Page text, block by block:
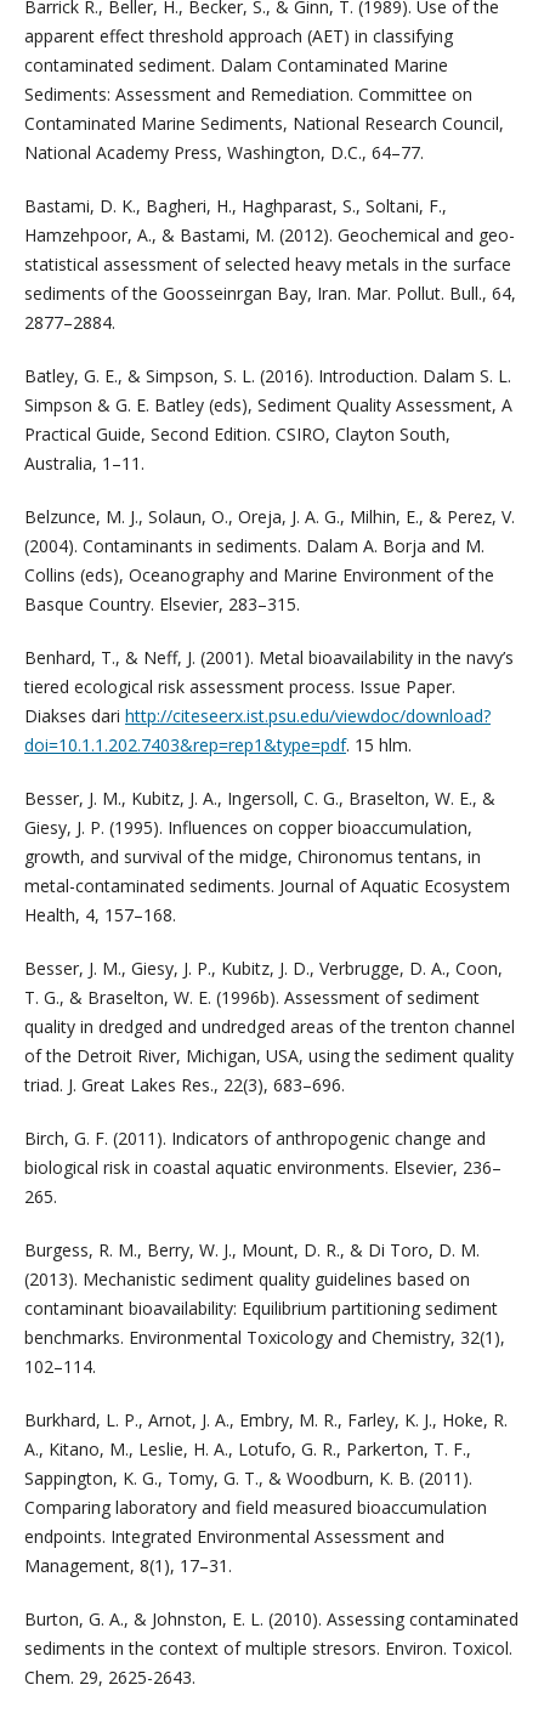
Barrick R., Beller, H., Becker, S., & Ginn, T. (1989). Use of the
apparent effect threshold approach (AET) in classifying
contaminated sediment. Dalam Contaminated Marine
Sediments: Assessment and Remediation. Committee on
Contaminated Marine Sediments, National Research Council,
National Academy Press, Washington, D.C., 64–77.
Bastami, D. K., Bagheri, H., Haghparast, S., Soltani, F.,
Hamzehpoor, A., & Bastami, M. (2012). Geochemical and geo-
statistical assessment of selected heavy metals in the surface
sediments of the Goosseinrgan Bay, Iran. Mar. Pollut. Bull., 64,
2877–2884.
Batley, G. E., & Simpson, S. L. (2016). Introduction. Dalam S. L.
Simpson & G. E. Batley (eds), Sediment Quality Assessment, A
Practical Guide, Second Edition. CSIRO, Clayton South,
Australia, 1–11.
Belzunce, M. J., Solaun, O., Oreja, J. A. G., Milhin, E., & Perez, V.
(2004). Contaminants in sediments. Dalam A. Borja and M.
Collins (eds), Oceanography and Marine Environment of the
Basque Country. Elsevier, 283–315.
Benhard, T., & Neff, J. (2001). Metal bioavailability in the navy’s
tiered ecological risk assessment process. Issue Paper.
Diakses dari http://citeseerx.ist.psu.edu/viewdoc/download?
doi=10.1.1.202.7403&rep=rep1&type=pdf. 15 hlm.
Besser, J. M., Kubitz, J. A., Ingersoll, C. G., Braselton, W. E., &
Giesy, J. P. (1995). Influences on copper bioaccumulation,
growth, and survival of the midge, Chironomus tentans, in
metal-contaminated sediments. Journal of Aquatic Ecosystem
Health, 4, 157–168.
Besser, J. M., Giesy, J. P., Kubitz, J. D., Verbrugge, D. A., Coon,
T. G., & Braselton, W. E. (1996b). Assessment of sediment
quality in dredged and undredged areas of the trenton channel
of the Detroit River, Michigan, USA, using the sediment quality
triad. J. Great Lakes Res., 22(3), 683–696.
Birch, G. F. (2011). Indicators of anthropogenic change and
biological risk in coastal aquatic environments. Elsevier, 236–
265.
Burgess, R. M., Berry, W. J., Mount, D. R., & Di Toro, D. M.
(2013). Mechanistic sediment quality guidelines based on
contaminant bioavailability: Equilibrium partitioning sediment
benchmarks. Environmental Toxicology and Chemistry, 32(1),
102–114.
Burkhard, L. P., Arnot, J. A., Embry, M. R., Farley, K. J., Hoke, R.
A., Kitano, M., Leslie, H. A., Lotufo, G. R., Parkerton, T. F.,
Sappington, K. G., Tomy, G. T., & Woodburn, K. B. (2011).
Comparing laboratory and field measured bioaccumulation
endpoints. Integrated Environmental Assessment and
Management, 8(1), 17–31.
Burton, G. A., & Johnston, E. L. (2010). Assessing contaminated
sediments in the context of multiple stresors. Environ. Toxicol.
Chem. 29, 2625-2643.